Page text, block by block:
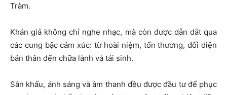
Tràm.
Khán giả không chỉ nghe nhạc, mà còn được dẫn dắt qua
các cung bậc cảm xúc: từ hoài niệm, tổn thương, đối diện
bản thân đến chữa lành và tái sinh.
Sân khấu, ánh sáng và âm thanh đều được đầu tư để phục